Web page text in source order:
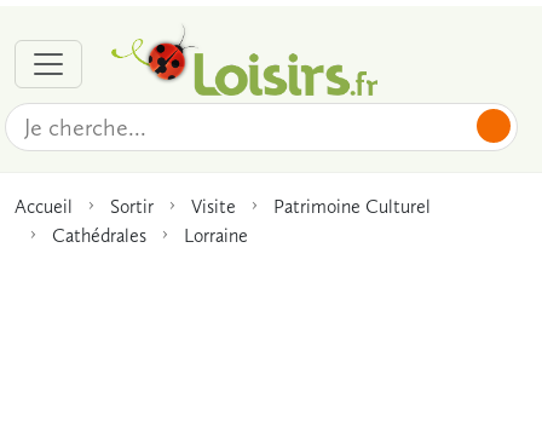
Accueil Sortir Visite
Patrimoine Culturel
Cathédrales
Lorraine